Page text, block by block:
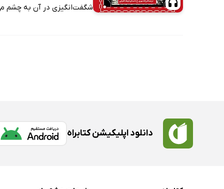
شگفت‌انگیزی در آن به چشم
دانلود اپلیکیشن کتابراه